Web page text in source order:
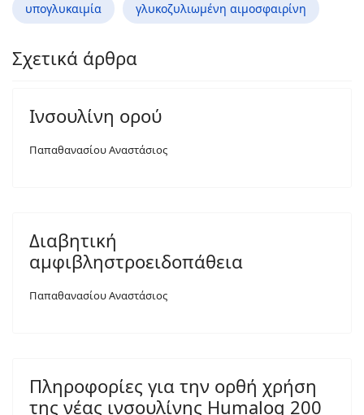
υπογλυκαιμία γλυκοζυλιωμένη αιμοσφαιρίνη
Σχετικά άρθρα
Ινσουλίνη ορού
Παπαθανασίου Αναστάσιος
Διαβητική
αμφιβληστροειδοπάθεια
Παπαθανασίου Αναστάσιος
Πληροφορίες για την ορθή χρήση
της νέας ινσουλίνης Humalog 200